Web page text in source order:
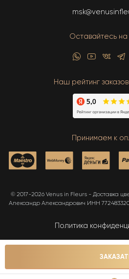
Оставайтесь на
Наш рейтинг
Принимаем к
© 2017-2026 Venus in Fleurs - Доставка
Александр Александрович ИНН
Политика
Карта